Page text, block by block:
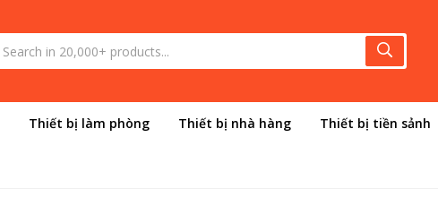
Thiết bị làm phòng Thiết bị nhà hàng Thiết bị tiền sảnh